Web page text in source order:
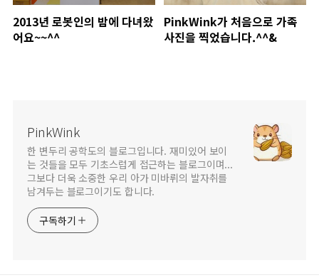
2013년 로봇인의 밤에 다녀왔
어요~~^^
PinkWink가 처음으로 가족
사진을 찍었습니다.^^&
PinkWink
한 변두리 공학도의 블로그입니다. 재미있어 보이
는 것들을 모두 기초스럽게 접근하는 블로그이며...
그보다 더욱 소중한 우리 아가 미바뤼의 발자취를
남겨두는 블로그이기도 합니다.
구독하기